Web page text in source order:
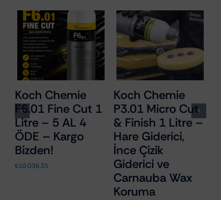
Chemie
Fine Cut 1
– 5 AL 4
– Kargo
Koch Chemie
P3.01 Micro Cut
& Finish 1 Litre –
Hare Giderici,
İnce Çizik
Giderici ve
Carnauba Wax
Koruma
Polisaj